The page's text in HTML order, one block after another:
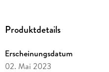
Produktdetails
Erscheinungsdatum
02. Mai 2023